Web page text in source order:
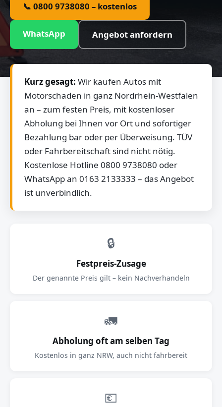
📞 0800 9738080 – kostenlos
WhatsApp Angebot anfordern
Kurz gesagt: Wir kaufen Autos mit
Motorschaden in ganz Nordrhein-Westfalen
an – zum festen Preis, mit kostenloser
Abholung bei Ihnen vor Ort und sofortiger
Bezahlung bar oder per Überweisung. TÜV
oder Fahrbereitschaft sind nicht nötig.
Kostenlose Hotline 0800 9738080 oder
WhatsApp an 0163 2133333 – das Angebot
ist unverbindlich.
🔒
Festpreis-Zusage
Der genannte Preis gilt – kein Nachverhandeln
🚛
Abholung oft am selben Tag
Kostenlos in ganz NRW, auch nicht fahrbereit
💶